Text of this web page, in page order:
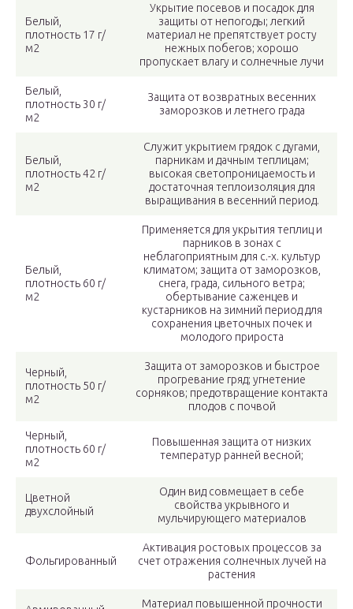
Белый,
плотность 17 г/
м2
Укрытие посевов и посадок для
защиты от непогоды; легкий
материал не препятствует росту
нежных побегов; хорошо
пропускает влагу и солнечные лучи
Белый,
плотность 30 г/
м2
Защита от возвратных весенних
заморозков и летнего града
Белый,
плотность 42 г/
м2
Служит укрытием грядок с дугами,
парникам и дачным теплицам;
высокая светопроницаемость и
достаточная теплоизоляция для
выращивания в весенний период.
Белый,
плотность 60 г/
м2
Применяется для укрытия теплиц и
парников в зонах с
неблагоприятным для с.-х. культур
климатом; защита от заморозков,
снега, града, сильного ветра;
обертывание саженцев и
кустарников на зимний период для
сохранения цветочных почек и
молодого прироста
Черный,
плотность 50 г/
м2
Защита от заморозков и быстрое
прогревание гряд; угнетение
сорняков; предотвращение контакта
плодов с почвой
Черный,
плотность 60 г/
м2
Повышенная защита от низких
температур ранней весной;
Цветной
двухслойный
Один вид совмещает в себе
свойства укрывного и
мульчирующего материалов
Фольгированный
Активация ростовых процессов за
счет отражения солнечных лучей на
растения
Материал повышенной прочности